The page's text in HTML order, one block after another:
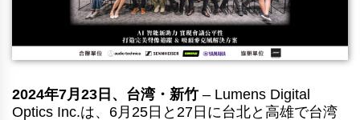
2024年7月23日、台湾・新竹 – Lumens Digital
Optics Inc.は、6月25日と27日に台北と高雄で台湾